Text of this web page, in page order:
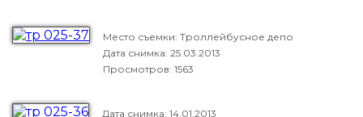
Место съемки: Троллейбусное депо
Дата снимка: 25.03.2013
Просмотров: 1563
Дата снимка: 14.01.2013